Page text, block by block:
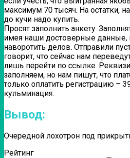
максимум 70 тысяч. На остатки,
до кучи надо купить.
Просят заполнить анкету.
имея наши достоверные
наворотить делов. Отправили
говорит, что сейчас нам
лишь перейти по ссылке.
заполняем, но нам пишут, что
только оплатить регистрацию –
кульминация.
Вывод:
Очередной лохотрон под
Рейтинг